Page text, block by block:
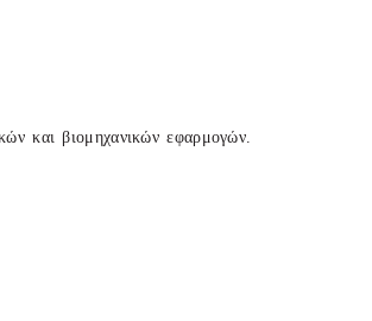
και βιομηχανικών εφαρμογών.